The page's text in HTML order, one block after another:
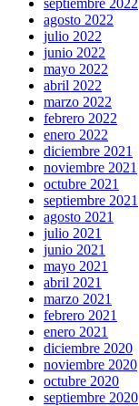
agosto 2022
julio 2022
junio 2022
mayo 2022
abril 2022
marzo 2022
febrero 2022
enero 2022
diciembre 2021
noviembre 2021
octubre 2021
septiembre 2021
agosto 2021
julio 2021
junio 2021
mayo 2021
abril 2021
marzo 2021
febrero 2021
enero 2021
diciembre 2020
noviembre 2020
octubre 2020
septiembre 2020